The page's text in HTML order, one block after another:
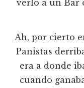
verlo a un Bar
Ah, por cierto
Panistas
era a donde
cuando